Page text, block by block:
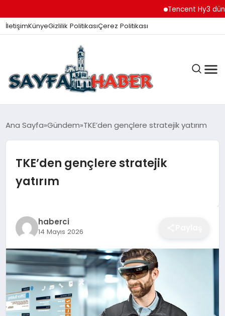
Tencent Hy3 dünya
İletişimKünyeGizlilik PolitikasıÇerez Politikası
ANA SAYFA
GÜNDEM
EĞITIM
EKONOMI
SAĞLIK
Ana Sayfa Gündem TKE’den gençlere stratejik yatırım
TKE’den gençlere stratejik
yatırım
haberci
14 Mayıs 2026